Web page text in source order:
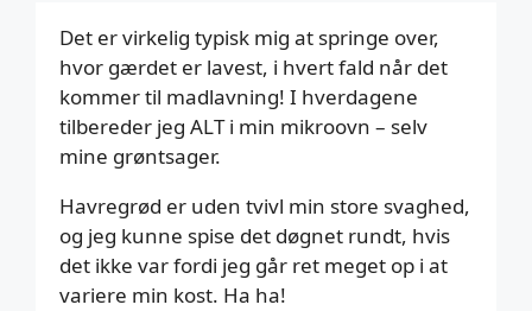
Det er virkelig typisk mig at springe over,
hvor gærdet er lavest, i hvert fald når det
kommer til madlavning! I hverdagene
tilbereder jeg ALT i min mikroovn – selv
mine grøntsager.
Havregrød er uden tvivl min store svaghed,
og jeg kunne spise det døgnet rundt, hvis
det ikke var fordi jeg går ret meget op i at
variere min kost. Ha ha!